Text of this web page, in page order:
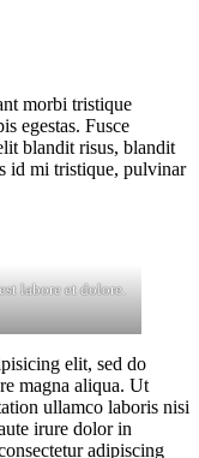
morbi tristique
egestas. Fusce
blandit risus, blandit
id mi tristique, pulvinar
labore et dolore.
elit, sed do
magna aliqua. Ut
ullamco laboris nisi
irure dolor in
adipiscing